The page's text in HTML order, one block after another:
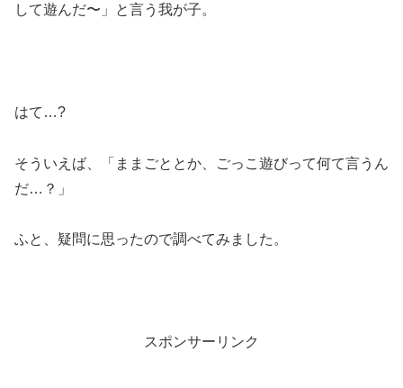
して遊んだ〜」と言う我が子。
はて…?
そういえば、「ままごととか、ごっこ遊びって何て言うん
だ…？」
ふと、疑問に思ったので調べてみました。
スポンサーリンク